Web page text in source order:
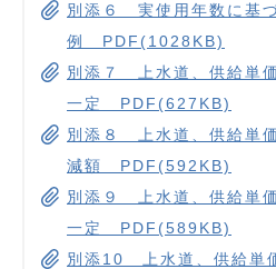
別添６ 実使用年数に基
例 PDF(1028KB)
別添７ 上水道、供給単
一定 PDF(627KB)
別添８ 上水道、供給単
減額 PDF(592KB)
別添９ 上水道、供給単
一定 PDF(589KB)
別添10 上水道、供給単